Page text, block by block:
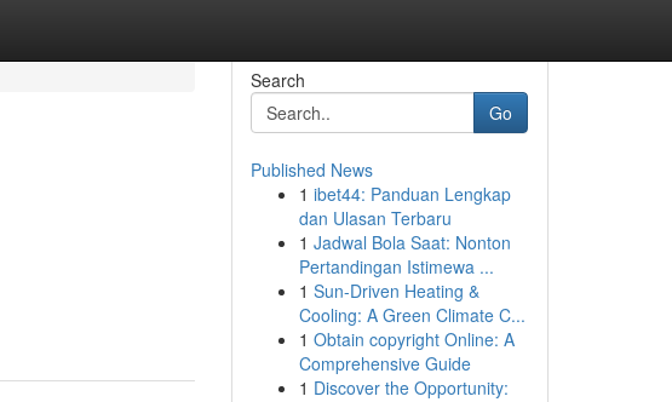
Search
Go
Published News
1 ibet44: Panduan Lengkap
dan Ulasan Terbaru
1 Jadwal Bola Saat: Nonton
Pertandingan Istimewa ...
1 Sun-Driven Heating &
Cooling: A Green Climate C...
1 Obtain copyright Online: A
Comprehensive Guide
1 Discover the Opportunity: